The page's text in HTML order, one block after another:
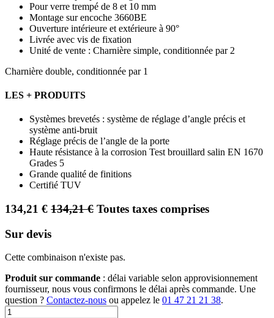
Pour verre trempé de 8 et 10 mm
Montage sur encoche 3660BE
Ouverture intérieure et extérieure à 90°
Livrée avec vis de fixation
Unité de vente : Charnière simple, conditionnée par 2
Charnière double, conditionnée par 1
LES + PRODUITS
Systèmes brevetés : système de réglage d’angle précis et
système anti-bruit
Réglage précis de l’angle de la porte
Haute résistance à la corrosion Test brouillard salin EN 1670
Grades 5
Grande qualité de finitions
Certifié TUV
134,21 € 134,21€ Toutes taxes comprises
Sur devis
Cette combinaison n'existe pas.
Produit sur commande : délai variable selon approvisionnement
fournisseur, nous vous confirmons le délai après commande. Une
question ? Contactez-nous ou appelez le 01 47 21 21 38.